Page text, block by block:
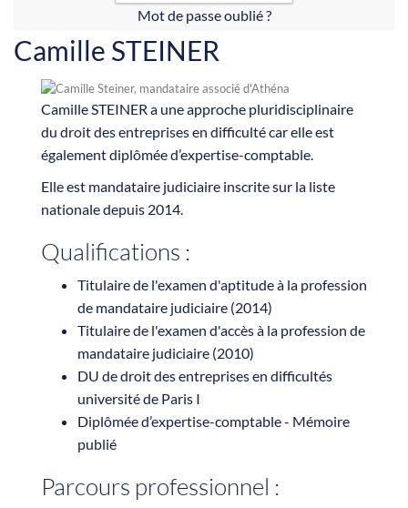
Mot de passe oublié ?
Camille STEINER
Camille STEINER a une approche pluridisciplinaire
du droit des entreprises en difficulté car elle est
également diplômée d’expertise-comptable.
Elle est mandataire judiciaire inscrite sur la liste
nationale depuis 2014.
Qualifications :
Titulaire de l'examen d'aptitude à la profession
de mandataire judiciaire (2014)
Titulaire de l'examen d'accès à la profession de
mandataire judiciaire (2010)
DU de droit des entreprises en difficultés
université de Paris I
Diplômée d’expertise-comptable - Mémoire
publié
Parcours professionnel :